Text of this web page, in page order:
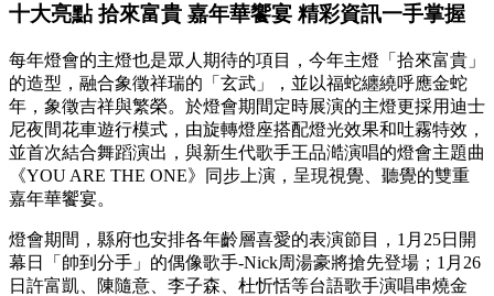
十大亮點 拾來富貴 嘉年華饗宴 精彩資訊一手掌握
每年燈會的主燈也是眾人期待的項目，今年主燈「拾來富貴」
的造型，融合象徵祥瑞的「玄武」，並以福蛇纏繞呼應金蛇
年，象徵吉祥與繁榮。於燈會期間定時展演的主燈更採用迪士
尼夜間花車遊行模式，由旋轉燈座搭配燈光效果和吐霧特效，
並首次結合舞蹈演出，與新生代歌手王品澔演唱的燈會主題曲
《YOU ARE THE ONE》同步上演，呈現視覺、聽覺的雙重
嘉年華饗宴。
燈會期間，縣府也安排各年齡層喜愛的表演節目，1月25日開
幕日「帥到分手」的偶像歌手-Nick周湯豪將搶先登場；1月26
日許富凱、陳隨意、李子森、杜忻恬等台語歌手演唱串燒金